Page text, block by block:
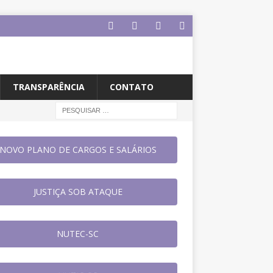
TRANSPARÊNCIA CONTATO
NOVO PLANO DE CARGOS E SALÁRIOS
JUSTIÇA SOB ATAQUE
NUTEC-SC